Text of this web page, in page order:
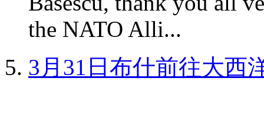
the NATO Alli...
3月31日布什前往大西